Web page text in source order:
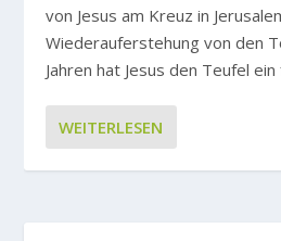
von Jesus am Kreuz in
Wiederauferstehung von den
Jahren hat Jesus den Teufel ein
WEITERLESEN